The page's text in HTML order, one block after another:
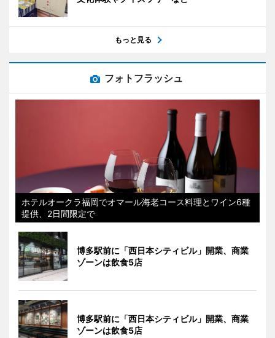
もっと見る
フォトフラッシュ
ホテルオークラ福岡でオマール海老コース料理とワイン6種
提供、2日間限定で
博多駅前に「西日本シティビル」開業、商業
ゾーンは飲食5店
博多駅前に「西日本シティビル」開業、商業
ゾーンは飲食5店